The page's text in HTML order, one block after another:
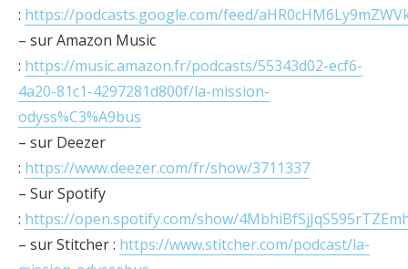
: https://podcasts.google.com/feed/
– sur Amazon Music
: https://music.amazon.fr/podcasts/55343d02-ecf6-
4a20-81c1-4297281d800f/la-mission-
odyss%C3%A9bus
– sur Deezer
: https://www.deezer.com/fr/show/3711337
– Sur Spotify
: https://open.spotify.com/show/
– sur Stitcher : https://www.stitcher.com/podcast/la-